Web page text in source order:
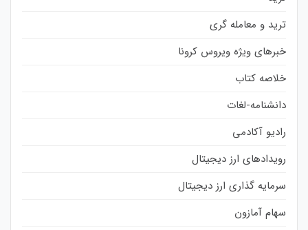
ترید و معامله گری
خبرهای ویژه ویروس کرونا
خلاصه کتاب
دانشنامه-لغات
رادیو آکادمی
رویدادهای ارز دیجیتال
سرمایه گذاری ارز دیجیتال
سهام آمازون